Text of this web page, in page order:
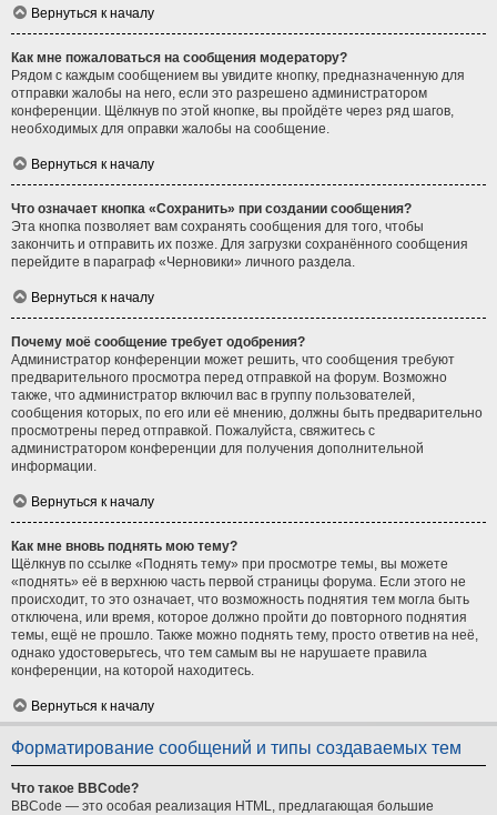
Вернуться к началу
Как мне пожаловаться на сообщения модератору?
Рядом с каждым сообщением вы увидите кнопку, предназначенную для
отправки жалобы на него, если это разрешено администратором
конференции. Щёлкнув по этой кнопке, вы пройдёте через ряд шагов,
необходимых для оправки жалобы на сообщение.
Вернуться к началу
Что означает кнопка «Сохранить» при создании сообщения?
Эта кнопка позволяет вам сохранять сообщения для того, чтобы
закончить и отправить их позже. Для загрузки сохранённого сообщения
перейдите в параграф «Черновики» личного раздела.
Вернуться к началу
Почему моё сообщение требует одобрения?
Администратор конференции может решить, что сообщения требуют
предварительного просмотра перед отправкой на форум. Возможно
также, что администратор включил вас в группу пользователей,
сообщения которых, по его или её мнению, должны быть предварительно
просмотрены перед отправкой. Пожалуйста, свяжитесь с
администратором конференции для получения дополнительной
информации.
Вернуться к началу
Как мне вновь поднять мою тему?
Щёлкнув по ссылке «Поднять тему» при просмотре темы, вы можете
«поднять» её в верхнюю часть первой страницы форума. Если этого не
происходит, то это означает, что возможность поднятия тем могла быть
отключена, или время, которое должно пройти до повторного поднятия
темы, ещё не прошло. Также можно поднять тему, просто ответив на неё,
однако удостоверьтесь, что тем самым вы не нарушаете правила
конференции, на которой находитесь.
Вернуться к началу
Форматирование сообщений и типы создаваемых тем
Что такое BBCode?
BBCode — это особая реализация HTML, предлагающая большие